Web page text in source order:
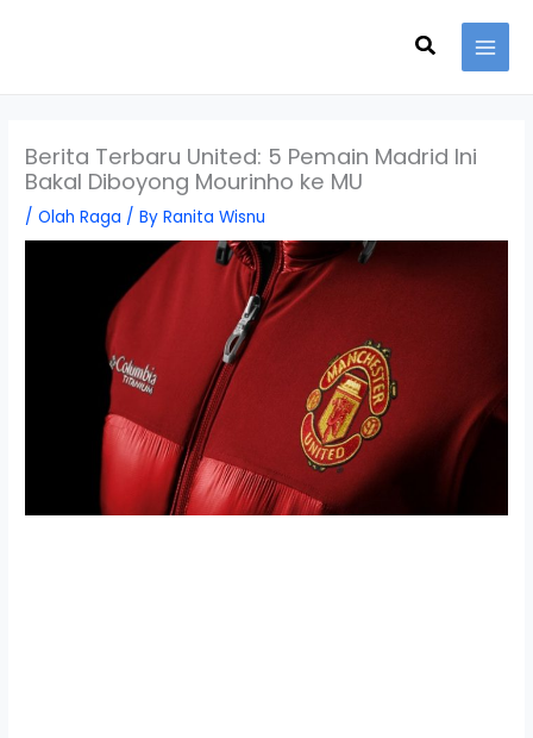
Search
Berita Terbaru United: 5 Pemain Madrid Ini
Bakal Diboyong Mourinho ke MU
/Olah Raga / ByRanita Wisnu